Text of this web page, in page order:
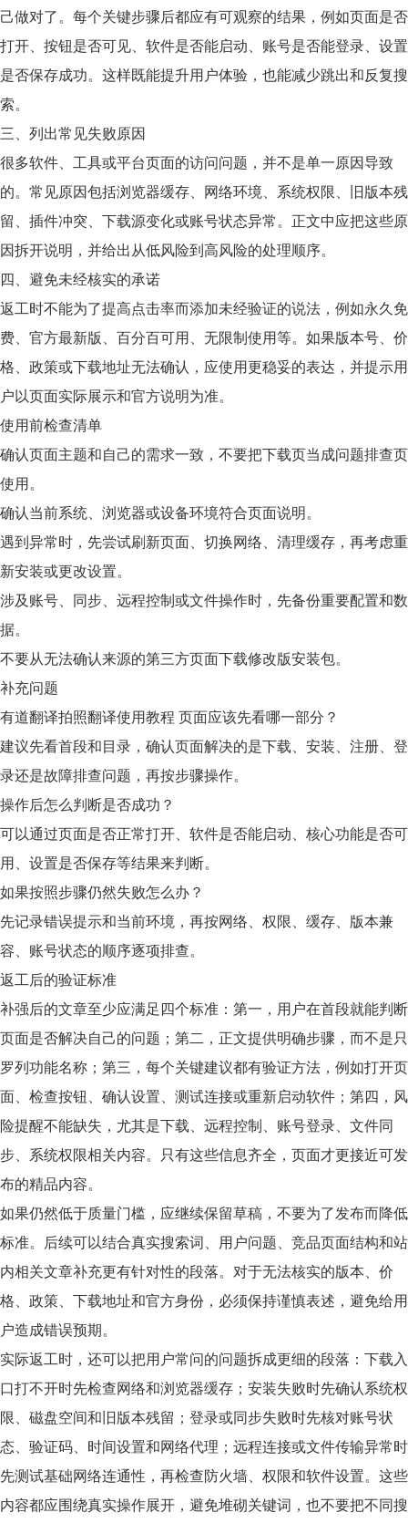
己做对了。每个关键步骤后都应有可观察的结果，例如页面是否
打开、按钮是否可见、软件是否能启动、账号是否能登录、设置
是否保存成功。这样既能提升用户体验，也能减少跳出和反复搜
索。
三、列出常见失败原因
很多软件、工具或平台页面的访问问题，并不是单一原因导致
的。常见原因包括浏览器缓存、网络环境、系统权限、旧版本残
留、插件冲突、下载源变化或账号状态异常。正文中应把这些原
因拆开说明，并给出从低风险到高风险的处理顺序。
四、避免未经核实的承诺
返工时不能为了提高点击率而添加未经验证的说法，例如永久免
费、官方最新版、百分百可用、无限制使用等。如果版本号、价
格、政策或下载地址无法确认，应使用更稳妥的表达，并提示用
户以页面实际展示和官方说明为准。
使用前检查清单
确认页面主题和自己的需求一致，不要把下载页当成问题排查页
使用。
确认当前系统、浏览器或设备环境符合页面说明。
遇到异常时，先尝试刷新页面、切换网络、清理缓存，再考虑重
新安装或更改设置。
涉及账号、同步、远程控制或文件操作时，先备份重要配置和数
据。
不要从无法确认来源的第三方页面下载修改版安装包。
补充问题
有道翻译拍照翻译使用教程 页面应该先看哪一部分？
建议先看首段和目录，确认页面解决的是下载、安装、注册、登
录还是故障排查问题，再按步骤操作。
操作后怎么判断是否成功？
可以通过页面是否正常打开、软件是否能启动、核心功能是否可
用、设置是否保存等结果来判断。
如果按照步骤仍然失败怎么办？
先记录错误提示和当前环境，再按网络、权限、缓存、版本兼
容、账号状态的顺序逐项排查。
返工后的验证标准
补强后的文章至少应满足四个标准：第一，用户在首段就能判断
页面是否解决自己的问题；第二，正文提供明确步骤，而不是只
罗列功能名称；第三，每个关键建议都有验证方法，例如打开页
面、检查按钮、确认设置、测试连接或重新启动软件；第四，风
险提醒不能缺失，尤其是下载、远程控制、账号登录、文件同
步、系统权限相关内容。只有这些信息齐全，页面才更接近可发
布的精品内容。
如果仍然低于质量门槛，应继续保留草稿，不要为了发布而降低
标准。后续可以结合真实搜索词、用户问题、竞品页面结构和站
内相关文章补充更有针对性的段落。对于无法核实的版本、价
格、政策、下载地址和官方身份，必须保持谨慎表述，避免给用
户造成错误预期。
实际返工时，还可以把用户常问的问题拆成更细的段落：下载入
口打不开时先检查网络和浏览器缓存；安装失败时先确认系统权
限、磁盘空间和旧版本残留；登录或同步失败时先核对账号状
态、验证码、时间设置和网络代理；远程连接或文件传输异常时
先测试基础网络连通性，再检查防火墙、权限和软件设置。这些
内容都应围绕真实操作展开，避免堆砌关键词，也不要把不同搜